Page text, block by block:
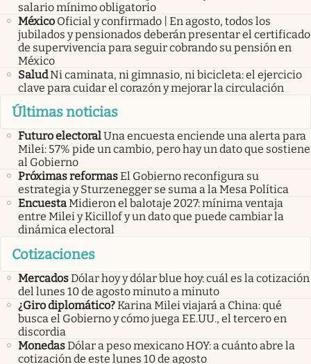
salario mínimo obligatorio
México Oficial y confirmado | En agosto, todos los
jubilados y pensionados deberán presentar el certificado
de supervivencia para seguir cobrando su pensión en
México
SaludNi caminata, ni gimnasio, ni bicicleta: el ejercicio
clave para cuidar el corazón y mejorar la circulación
Últimas noticias
Futuro electoralUna encuesta enciende una alerta para
Milei: 57% pide un cambio, pero hay un dato que sostiene
al Gobierno
Próximas reformasEl Gobierno reconfigura su
estrategia y Sturzenegger se suma a la Mesa Política
EncuestaMidieron el balotaje 2027: mínima ventaja
entre Milei y Kicillof y un dato que puede cambiar la
dinámica electoral
Cotizaciones
MercadosDólar hoy y dólar blue hoy: cuál es la cotización
del lunes 10 de agosto minuto a minuto
¿Giro diplomático?Karina Milei viajará a China: qué
busca el Gobierno y cómo juega EE.UU., el tercero en
discordia
MonedasDólar a peso mexicano HOY: a cuánto abre la
cotización de este lunes 10 de agosto